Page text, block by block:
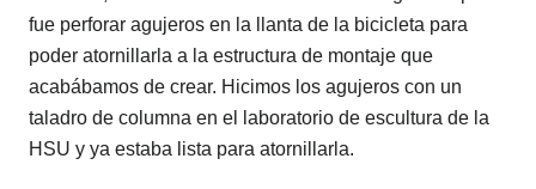
fue perforar agujeros en la llanta de la bicicleta para
poder atornillarla a la estructura de montaje que
acabábamos de crear. Hicimos los agujeros con un
taladro de columna en el laboratorio de escultura de la
HSU y ya estaba lista para atornillarla.